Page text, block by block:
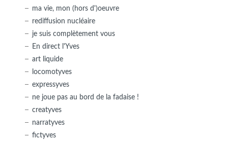
ma vie, mon (hors d')oeuvre
rediffusion nucléaire
je suis complètement vous
En direct l'Yves
art liquide
locomotyves
expressyves
ne joue pas au bord de la fadaise !
creatyves
narratyves
fictyves